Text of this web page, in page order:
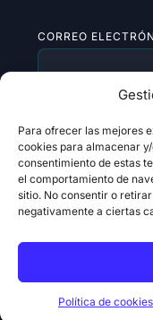
Para ofrecer las mejores
cookies para almacenar
consentimiento de estas
el comportamiento de
sitio. No consentir o
negativamente a ciertas
Política de cookies
CORREO
Copyright